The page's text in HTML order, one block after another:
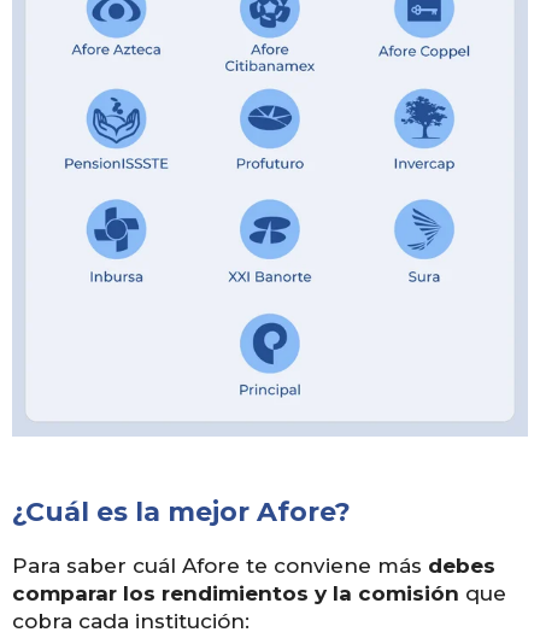
¿Cuál es la mejor Afore?
Para saber cuál Afore te conviene más debes
comparar los rendimientos y la comisión que
cobra cada institución: